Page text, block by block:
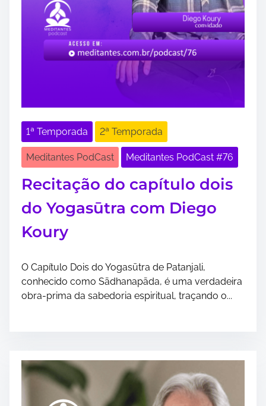
1ª Temporada 2ª Temporada
Meditantes PodCast Meditantes PodCast #76
Recitação do capítulo dois
do Yogasūtra com Diego
Koury
O Capítulo Dois do Yogasūtra de Patanjali,
conhecido como Sādhanapāda, é uma verdadeira
obra-prima da sabedoria espiritual, traçando o...